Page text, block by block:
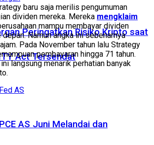
Peringatkan Risiko Kripto saat
Act Tersendat
AS Juni Melandai dan
baru saja merilis pengumuman
dividen mereka. Mereka mengklaim
mampu membayar dividen
Namun angka ini sebenarnya
Pada November tahun lalu Strategy
pembayaran hingga 71 tahun.
langsung menarik perhatian banyak